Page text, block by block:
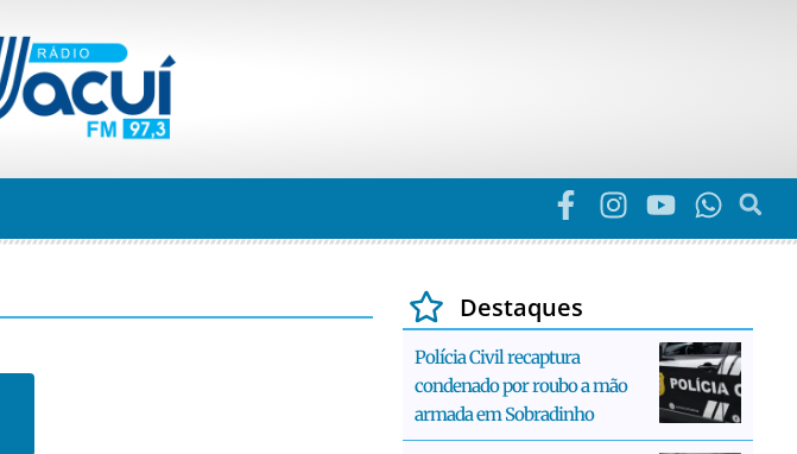
Destaques
Polícia Civil recaptura
condenado por roubo a mão
armada em Sobradinho